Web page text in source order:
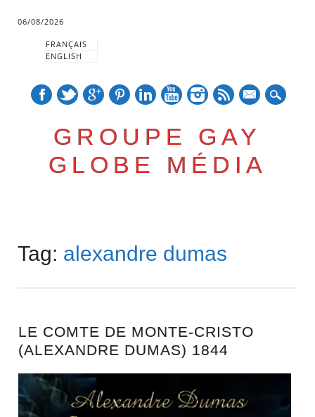
06/08/2026
FRANÇAIS
ENGLISH
GROUPE GAY
GLOBE MÉDIA
Main menu
content
Tag: alexandre dumas
LE COMTE DE MONTE-CRISTO
(ALEXANDRE DUMAS) 1844